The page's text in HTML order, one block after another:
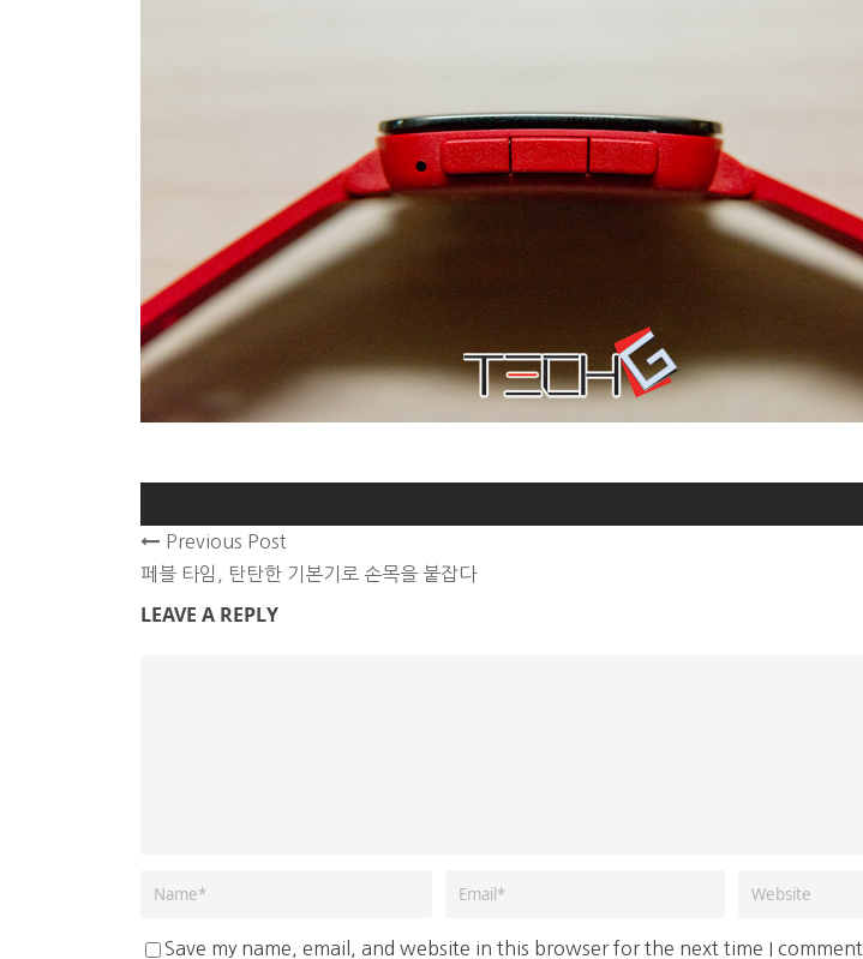
Previous Post
페블 타임, 탄탄한 기본기로 손목을 붙잡다
LEAVE A REPLY
Save my name, email, and website in this browser for the next time I comment.